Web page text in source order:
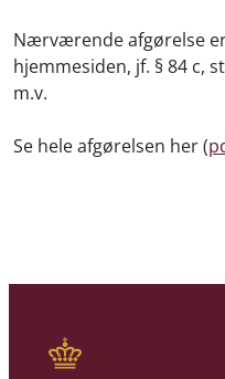
Nærværende afgørelse
hjemmesiden, jf. § 84 c,
m.v.
Se hele afgørelsen her (